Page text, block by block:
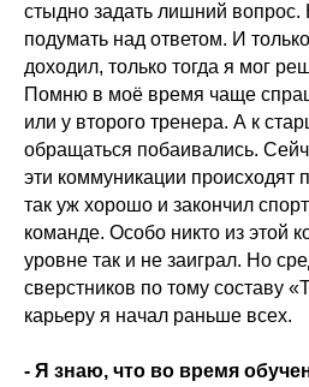
стыдно задать лишний
подумать над ответом. И
доходил, только тогда я мог
Помню в моё время чаще
или у второго тренера. А к
обращаться побаивались.
эти коммуникации происходят
так уж хорошо и закончил
команде. Особо никто из этой
уровне так и не заиграл. Но
сверстников по тому составу
карьеру я начал раньше всех.
- Я знаю, что во время